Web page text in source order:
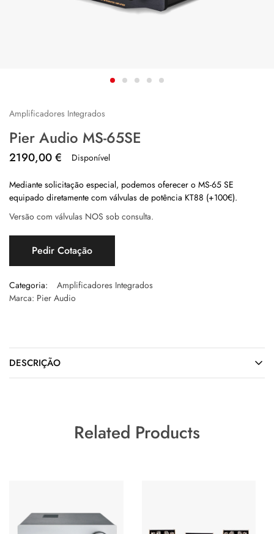
Amplificadores Integrados
Pier Audio MS-65SE
2190,00€ Disponível
Mediante solicitação especial, podemos oferecer o MS-65 SE
equipado diretamente com válvulas de potência KT88 (+100€).
Versão com válvulas NOS sob consulta.
Pedir Cotação
Categoria:
Amplificadores Integrados
Marca: Pier Audio
DESCRIÇÃO
Related Products